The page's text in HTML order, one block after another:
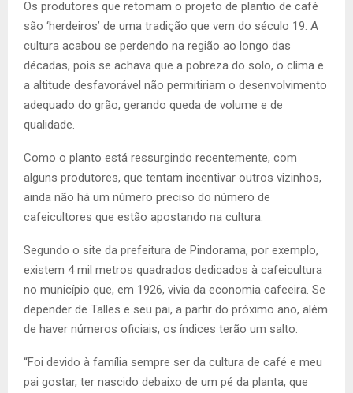
Os produtores que retomam o projeto de plantio de café
são ‘herdeiros’ de uma tradição que vem do século 19. A
cultura acabou se perdendo na região ao longo das
décadas, pois se achava que a pobreza do solo, o clima e
a altitude desfavorável não permitiriam o desenvolvimento
adequado do grão, gerando queda de volume e de
qualidade.
Como o planto está ressurgindo recentemente, com
alguns produtores, que tentam incentivar outros vizinhos,
ainda não há um número preciso do número de
cafeicultores que estão apostando na cultura.
Segundo o site da prefeitura de Pindorama, por exemplo,
existem 4 mil metros quadrados dedicados à cafeicultura
no município que, em 1926, vivia da economia cafeeira. Se
depender de Talles e seu pai, a partir do próximo ano, além
de haver números oficiais, os índices terão um salto.
“Foi devido à família sempre ser da cultura de café e meu
pai gostar, ter nascido debaixo de um pé da planta, que